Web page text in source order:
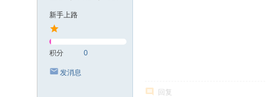
新手上路
积分 0
发消息
回复